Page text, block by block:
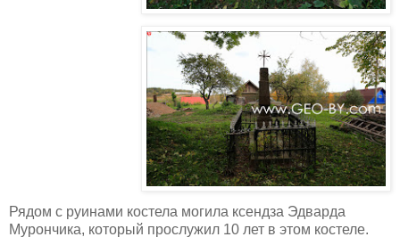
Рядом с руинами костела могила ксендза Эдварда
Мурончика, который прослужил 10 лет в этом костеле.